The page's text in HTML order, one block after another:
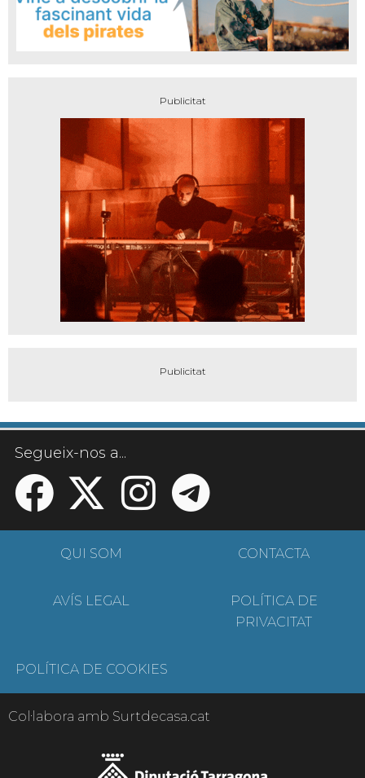
Segueix-nos a...
QUI SOM CONTACTA
AVÍS LEGAL
POLÍTICA DE
PRIVACITAT
POLÍTICA DE COOKIES
Col·labora amb Surtdecasa.cat